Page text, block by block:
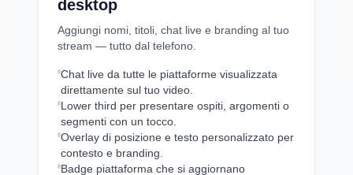
desktop
Aggiungi nomi, titoli, chat live e branding al tuo
stream — tutto dal telefono.
Chat live da tutte le piattaforme visualizzata
direttamente sul tuo video.
Lower third per presentare ospiti, argomenti o
segmenti con un tocco.
Overlay di posizione e testo personalizzato per
contesto e branding.
Badge piattaforma che si aggiornano